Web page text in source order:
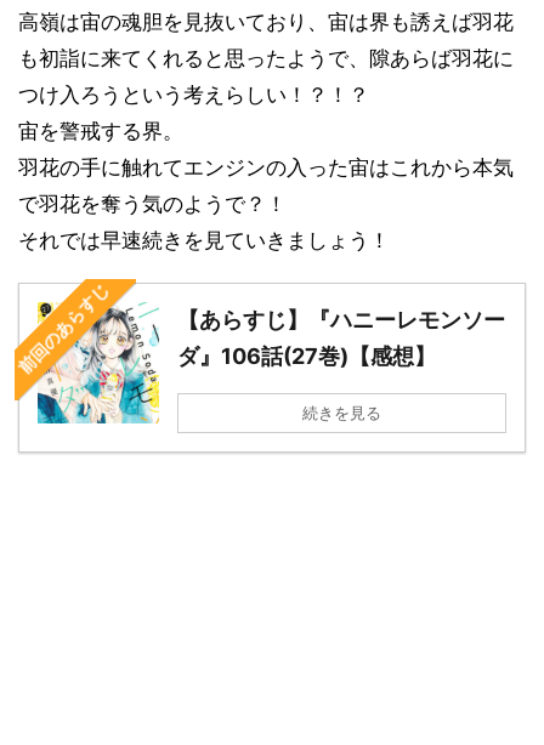
高嶺は宙の魂胆を見抜いており、 宙は界も誘えば羽花
も初詣に来てくれると思ったようで、 隙あらば羽花に
つけ入ろうという考えらしい！？！？
宙を警戒する界。
羽花の手に触れてエンジンの入った宙はこれから本気
で羽花を奪う気のようで？！
それでは早速続きを見ていきましょう！
前回のあらすじ
【あらすじ】『ハニーレモンソー
ダ』106話(27巻)【感想】
続きを見る